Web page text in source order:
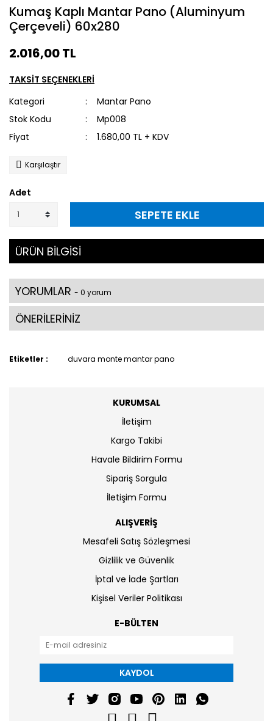
Kumaş Kaplı Mantar Pano (Aluminyum
Çerçeveli) 60x280
2.016,00 TL
TAKSİT SEÇENEKLERİ
Kategori
Mantar Pano
Stok Kodu
Mp008
Fiyat
1.680,00 TL + KDV
Karşılaştır
Adet
SEPETE EKLE
ÜRÜN BİLGİSİ
YORUMLAR - 0 yorum
ÖNERİLERİNİZ
Etiketler : duvara monte mantar pano
KURUMSAL
İletişim
Kargo Takibi
Havale Bildirim Formu
Sipariş Sorgula
İletişim Formu
ALIŞVERİŞ
Mesafeli Satış Sözleşmesi
Gizlilik ve Güvenlik
İptal ve İade Şartları
Kişisel Veriler Politikası
E-BÜLTEN
KAYDOL